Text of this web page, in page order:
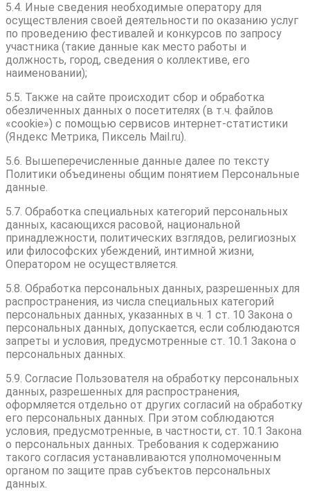
5.4. Иные сведения необходимые оператору для
осуществления своей деятельности по оказанию услуг
по проведению фестивалей и конкурсов по запросу
участника (такие данные как место работы и
должность, город, сведения о коллективе, его
наименовании);
5.5. Также на сайте происходит сбор и обработка
обезличенных данных о посетителях (в т.ч. файлов
«cookie») с помощью сервисов интернет-статистики
(Яндекс Метрика, Пиксель Mail.ru).
5.6. Вышеперечисленные данные далее по тексту
Политики объединены общим понятием Персональные
данные.
5.7. Обработка специальных категорий персональных
данных, касающихся расовой, национальной
принадлежности, политических взглядов, религиозных
или философских убеждений, интимной жизни,
Оператором не осуществляется.
5.8. Обработка персональных данных, разрешенных для
распространения, из числа специальных категорий
персональных данных, указанных в ч. 1 ст. 10 Закона о
персональных данных, допускается, если соблюдаются
запреты и условия, предусмотренные ст. 10.1 Закона о
персональных данных.
5.9. Согласие Пользователя на обработку персональных
данных, разрешенных для распространения,
оформляется отдельно от других согласий на обработку
его персональных данных. При этом соблюдаются
условия, предусмотренные, в частности, ст. 10.1 Закона
о персональных данных. Требования к содержанию
такого согласия устанавливаются уполномоченным
органом по защите прав субъектов персональных
данных.